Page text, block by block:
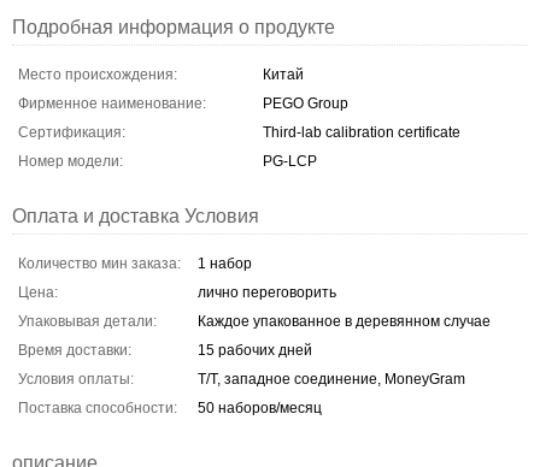
Подробная информация о продукте
Место происхождения:
Китай
Фирменное наименование:
PEGO Group
Сертификация:
Third-lab calibration certificate
Номер модели:
PG-LCP
Оплата и доставка Условия
Количество мин заказа:
1 набор
Цена:
лично переговорить
Упаковывая детали:
Каждое упакованное в деревянном случае
Время доставки:
15 рабочих дней
Условия оплаты:
T/T, западное соединение, MoneyGram
Поставка способности:
50 наборов/месяц
описание